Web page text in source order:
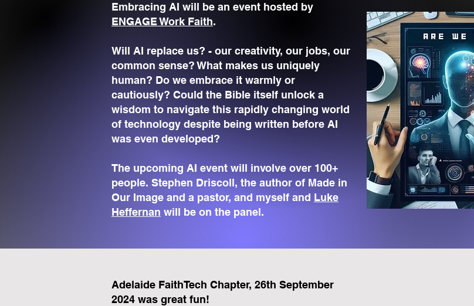
Embracing AI will be an event hosted by
ENGAGE Work Faith.
Will AI replace us? - our creativity, our jobs, our
common sense? What makes us uniquely
human? Do we embrace it warmly or
cautiously? Could the Bible itself unlock a
wisdom to navigate this rapidly changing world
of technology despite being written before AI
was even developed?
The upcoming AI event will involve over 100+
people. Stephen Driscoll, the author of Made in
Our Image and a pastor, and myself and Luke
Heffernan will be on the panel.
Adelaide FaithTech Chapter, 26th September
2024 was great fun!